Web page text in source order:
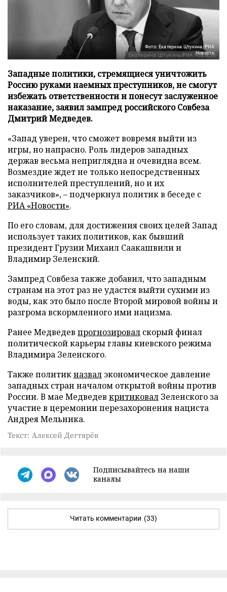
Фото: Екатерина Штукина/РИА
Новости
Западные политики, стремящиеся уничтожить
Россию руками наемных преступников, не смогут
избежать ответственности и понесут заслуженное
наказание, заявил зампред российского Совбеза
Дмитрий Медведев.
«Запад уверен, что сможет вовремя выйти из
игры, но напрасно. Роль лидеров западных
держав весьма неприглядна и очевидна всем.
Возмездие ждет не только непосредственных
исполнителей преступлений, но и их
заказчиков», – подчеркнул политик в беседе с
РИА «Новости».
По его словам, для достижения своих целей Запад
использует таких политиков, как бывший
президент Грузии Михаил Саакашвили и
Владимир Зеленский.
Зампред Совбеза также добавил, что западным
странам на этот раз не удастся выйти сухими из
воды, как это было после Второй мировой войны и
разгрома вскормленного ими нацизма.
Ранее Медведев прогнозировал скорый финал
политической карьеры главы киевского режима
Владимира Зеленского.
Также политикназвал экономическое давление
западных стран началом открытой войны против
России. В мае Медведев критиковал Зеленского за
участие в церемонии перезахоронения нациста
Андрея Мельника.
Текст: Алексей Дегтярёв
Подписывайтесь на наши
каналы
Читать комментарии (33)